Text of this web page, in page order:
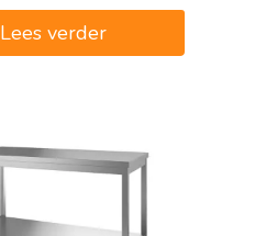
Lees verder